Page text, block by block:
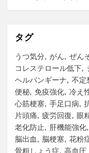
タグ
うつ気分 がん ぜん
コレステロール低下
ヘルパンギーナ
不定
便秘 免疫強化 冷え
心筋梗塞 手足口病
片頭痛
疲労回復 眼
老化防止
肝機能強化
脳出血
脳梗塞 花粉
骨粗しょう症
高血圧